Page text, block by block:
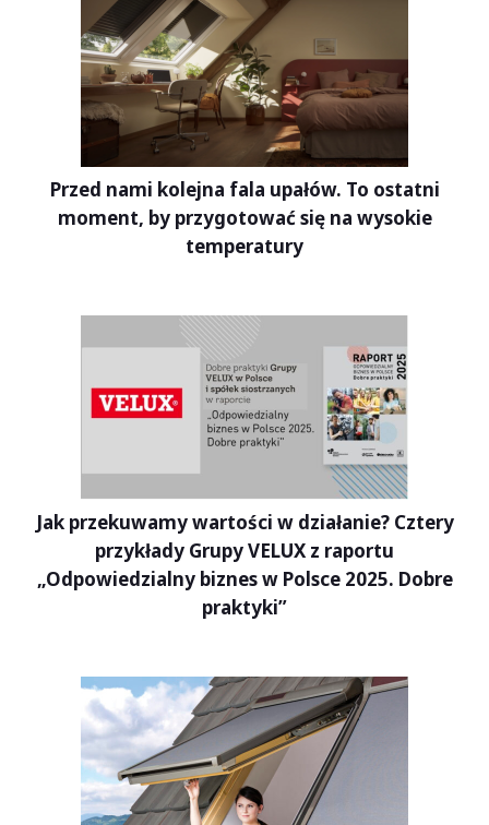
Przed nami kolejna fala upałów. To ostatni
moment, by przygotować się na wysokie
temperatury
Jak przekuwamy wartości w działanie? Cztery
przykłady Grupy VELUX z raportu
„Odpowiedzialny biznes w Polsce 2025. Dobre
praktyki”